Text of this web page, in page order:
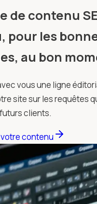
de contenu
pour les
au bon
vous une ligne
site sur les requêtes
clients.
contenu